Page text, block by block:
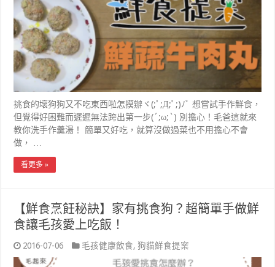
挑食的壞狗狗又不吃東西啦怎摸辦ヾ(;ﾟ;Д;ﾟ;)ﾉﾞ 想嘗試手作鮮食，
但覺得好困難而遲遲無法跨出第一步(´;ω;`) 別擔心！毛爸這就來
教你洗手作羹湯！ 簡單又好吃，就算沒做過菜也不用擔心不會
做， …
看更多 »
【鮮食烹飪秘訣】家有挑食狗？超簡單手做鮮
食讓毛孩愛上吃飯！
2016-07-06 毛孩健康飲食,狗貓鮮食提案